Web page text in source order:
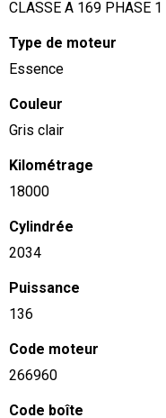
CLASSE A 169 PHASE 1
Type de moteur
Essence
Couleur
Gris clair
Kilométrage
18000
Cylindrée
2034
Puissance
136
Code moteur
266960
Code boîte